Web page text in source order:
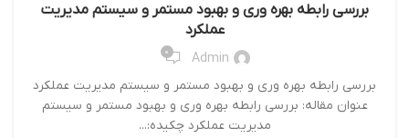
بررسی رابطه بهره وری و بهبود مستمر و سیستم مدیریت
عملکرد
Admin
0
بررسی رابطه بهره وری و بهبود مستمر و سیستم مدیریت عملکرد
عنوان مقاله: بررسی رابطه بهره وری و بهبود مستمر و سیستم
مدیریت عملکرد چکیده:...